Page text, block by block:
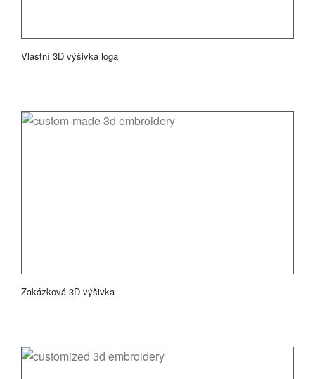
Vlastní 3D výšivka loga
Zakázková 3D výšivka